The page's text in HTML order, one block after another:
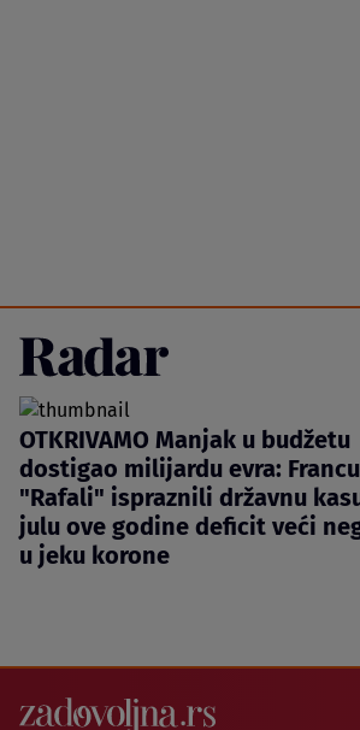
OTKRIVAMO Manjak u budžetu
dostigao milijardu evra:
"Rafali" ispraznili državnu
julu ove godine deficit veći
u jeku korone